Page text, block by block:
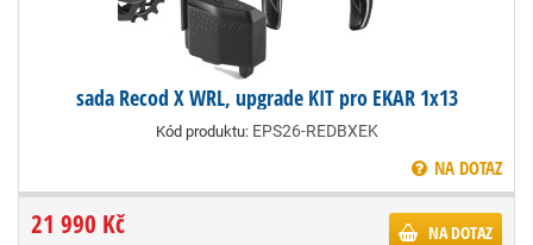
sada Recod X WRL, upgrade KIT pro EKAR 1x13
Kód produktu: EPS26-REDBXEK
NA DOTAZ
21 990 Kč NA DOTAZ